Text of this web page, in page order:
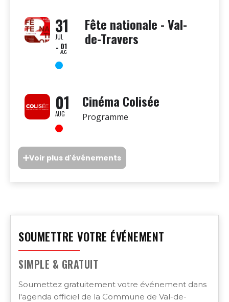
31
JUL
01
AUG
Fête nationale - Val-
de-Travers
01
AUG
Cinéma Colisée
Programme
Voir plus d'événements
SOUMETTRE VOTRE ÉVÉNEMENT
SIMPLE & GRATUIT
Soumettez gratuitement votre événement dans
l'agenda officiel de la Commune de Val-de-